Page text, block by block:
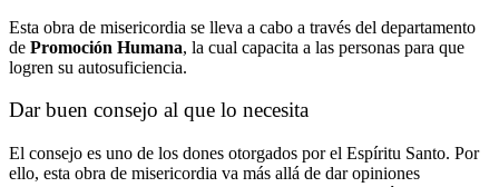
Esta obra de misericordia se lleva a cabo a través del departamento
de Promoción Humana, la cual capacita a las personas para que
logren su autosuficiencia.
Dar buen consejo al que lo necesita
El consejo es uno de los dones otorgados por el Espíritu Santo. Por
ello, esta obra de misericordia va más allá de dar opiniones